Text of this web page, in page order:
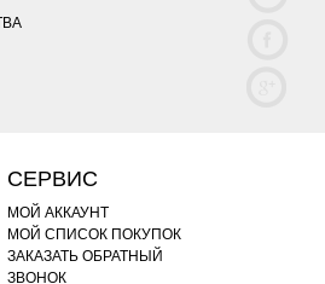
СЕРВИС
МОЙ АККАУНТ
МОЙ СПИСОК ПОКУПОК
ЗАКАЗАТЬ ОБРАТНЫЙ
ЗВОНОК